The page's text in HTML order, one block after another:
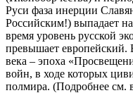
Руси фаза инерции
Российским!) выпадает
время уровень русской
превышает
века – эпоха
войн, в ходе которых
полмира. (Подробнее см.